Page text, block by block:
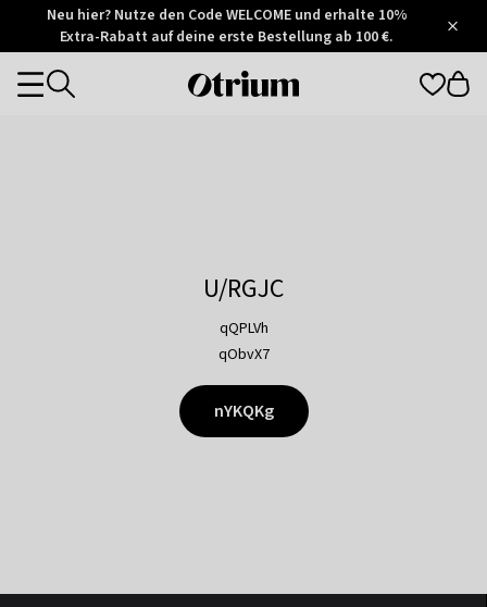
Otrium
Trustpilot
Neu hier? Nutze den Code WELCOME und erhalte 10%
Extra-Rabatt auf deine erste Bestellung ab 100 €.
Otrium
Categories
U/RGJC
qQPLVh
qObvX7
nYKQKg